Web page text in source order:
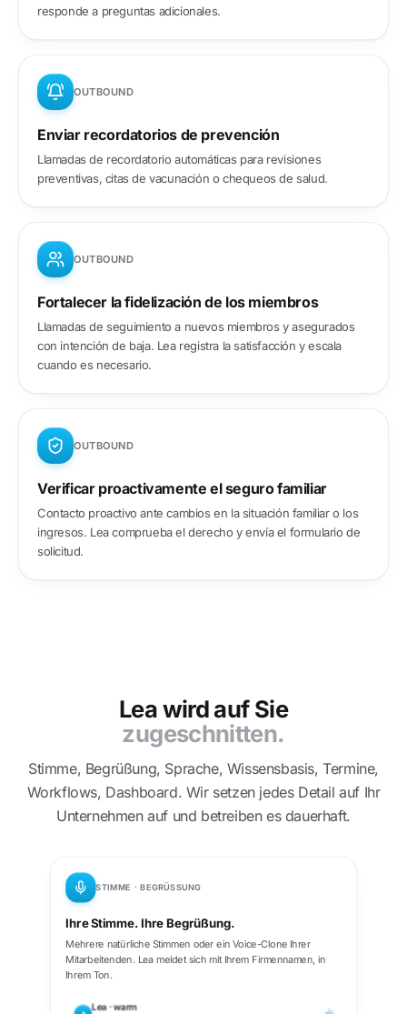
responde a preguntas adicionales.
OUTBOUND
Enviar recordatorios de prevención
Llamadas de recordatorio automáticas para revisiones
preventivas, citas de vacunación o chequeos de salud.
OUTBOUND
Fortalecer la fidelización de los miembros
Llamadas de seguimiento a nuevos miembros y asegurados
con intención de baja. Lea registra la satisfacción y escala
cuando es necesario.
OUTBOUND
Verificar proactivamente el seguro familiar
Contacto proactivo ante cambios en la situación familiar o los
ingresos. Lea comprueba el derecho y envía el formulario de
solicitud.
Lea wird auf Sie
zugeschnitten.
Stimme, Begrüßung, Sprache, Wissensbasis, Termine,
Workflows, Dashboard. Wir setzen jedes Detail auf Ihr
Unternehmen auf und betreiben es dauerhaft.
STIMME · BEGRÜSSUNG
Ihre Stimme. Ihre Begrüßung.
Mehrere natürliche Stimmen oder ein Voice-Clone Ihrer
Mitarbeitenden. Lea meldet sich mit Ihrem Firmennamen, in
Ihrem Ton.
Lea · warm